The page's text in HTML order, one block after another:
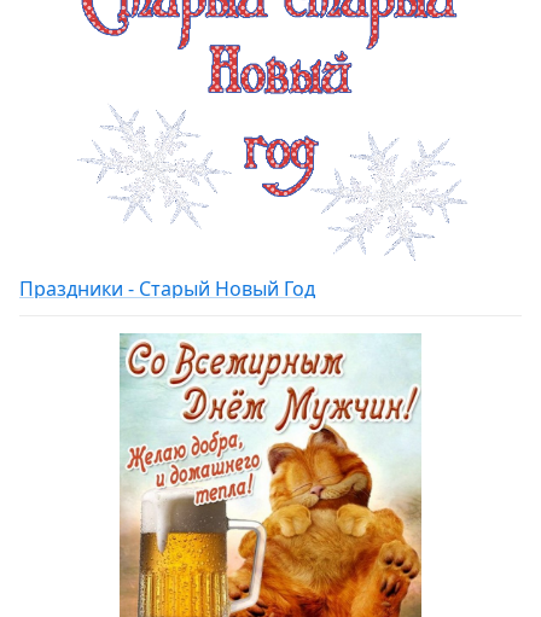
Праздники - Старый Новый Год